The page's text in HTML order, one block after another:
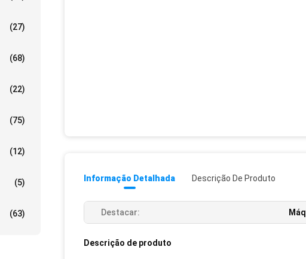
(27)
(68)
(22)
(75)
(12)
(5)
(63)
Informação Detalhada Descrição De Produto
Destacar:
Descrição de produto